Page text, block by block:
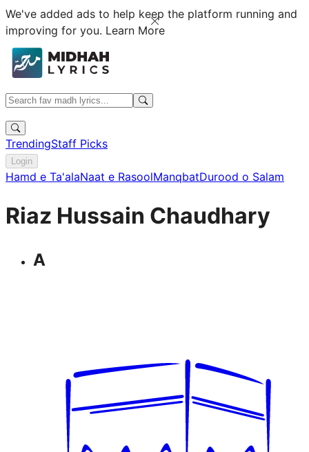
We've added ads to help keep the platform running and
improving for you. Learn More
TrendingStaff Picks
Login
Hamd e Ta'alaNaat e RasoolManqbatDurood o Salam
Riaz Hussain Chaudhary
A